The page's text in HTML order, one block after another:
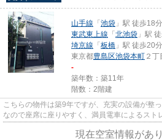
山手線 「 池袋 」駅 徒歩18分
東武東上線 「 北池袋 」駅
埼京線 「 板橋 」駅 徒歩20分
東京都豊島区池袋本町 ２丁
-
築年数：築11年
階数：2階建
こちらの物件は築9年ですが、充実の設備が整
なので座席に座りやすく、満員電車によるスト
現在空室情報があ